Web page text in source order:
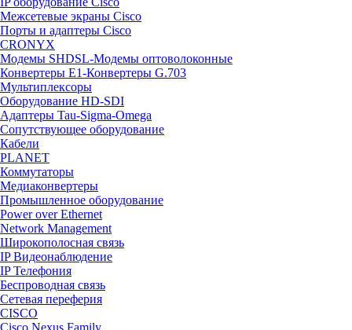
Межсетевые экраны Cisco
Порты и адаптеры Cisco
CRONYX
Модемы SHDSL-Модемы оптоволоконные
Конвертеры Е1-Конвертеры G.703
Мультиплексоры
Оборудование HD-SDI
Адаптеры Tau-Sigma-Omega
Сопутствующее оборудование
Кабели
PLANET
Коммутаторы
Медиаконвертеры
Промышленное оборудование
Power over Ethernet
Network Management
Широкополосная связь
IP Видеонаблюдение
IP Телефония
Беспроводная связь
Сетевая переферия
CISCO
Cisco Nexus Family